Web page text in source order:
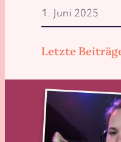
Letzte
1. Juni 2025